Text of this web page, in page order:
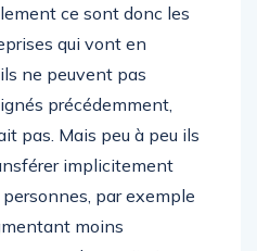
ce sont donc les
qui vont en
ne peuvent pas
précédemment,
pas. Mais peu à peu ils
implicitement
personnes, par exemple
moins